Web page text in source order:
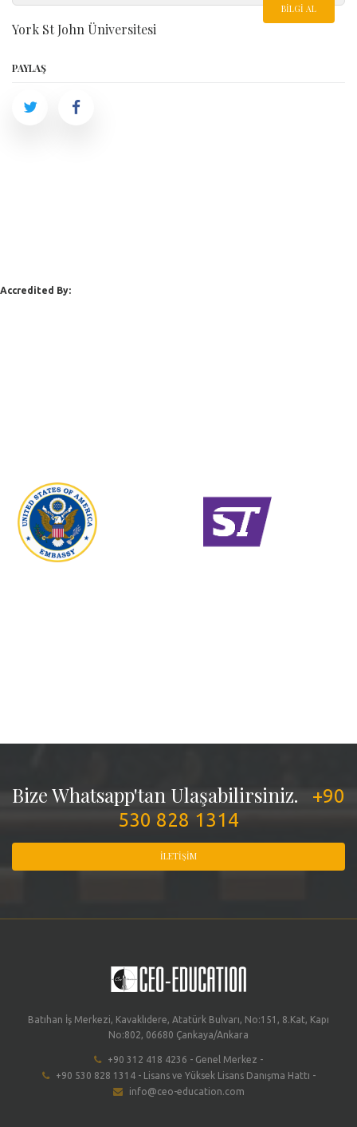
BILGI AL
York St John Üniversitesi
PAYLAŞ
Accredited By:
Bize Whatsapp'tan Ulaşabilirsiniz.
+90
530 828 1314
İLETIŞIM
Batıhan İş Merkezi, Kavaklıdere, Atatürk Bulvarı, No:151, 8.Kat, Kapı
No:802, 06680 Çankaya/Ankara
+90 312 418 4236 - Genel Merkez -
+90 530 828 1314 - Lisans ve Yüksek Lisans Danışma Hattı -
info@ceo-education.com